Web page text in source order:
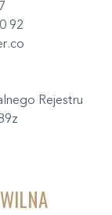
92
Rejestru